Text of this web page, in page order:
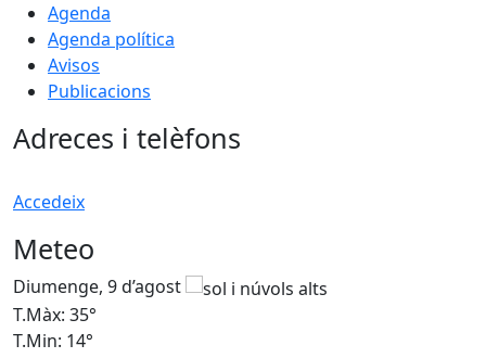
Agenda
Agenda política
Avisos
Publicacions
Adreces i telèfons
Accedeix
Meteo
Diumenge, 9 d’agost
T.Màx: 35°
T.Min: 14°